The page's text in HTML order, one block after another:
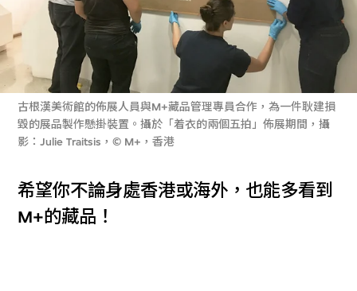
古根漢美術館的佈展人員與M+藏品管理專員合作，為一件耿建損
毀的展品製作懸掛裝置。攝於「着衣的兩個五拍」佈展期間，攝
影：Julie Traitsis，© M+，香港
希望你不論身處香港或海外，也能多看到
M+的藏品！